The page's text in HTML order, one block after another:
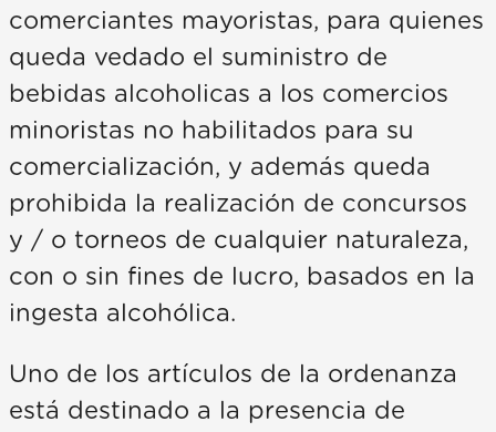
comerciantes mayoristas, para quienes
queda vedado el suministro de
bebidas alcoholicas a los comercios
minoristas no habilitados para su
comercialización, y además queda
prohibida la realización de concursos
y / o torneos de cualquier naturaleza,
con o sin fines de lucro, basados en la
ingesta alcohólica.
Uno de los artículos de la ordenanza
está destinado a la presencia de